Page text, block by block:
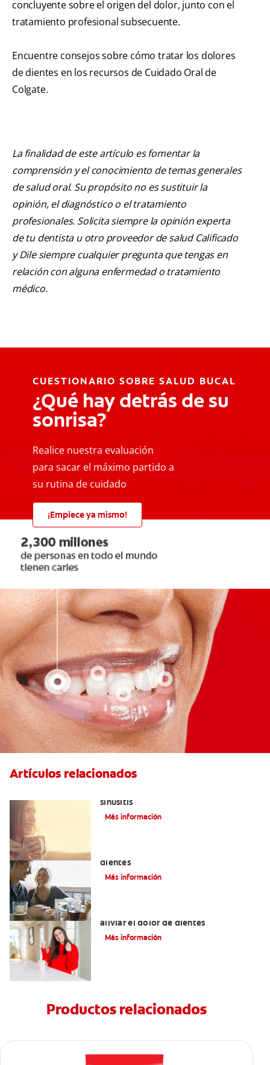
concluyente sobre el origen del dolor, junto con el
tratamiento profesional subsecuente.
Encuentre consejos sobre cómo tratar los dolores
de dientes en los recursos de Cuidado Oral de
Colgate.
La finalidad de este artículo es fomentar la
comprensión y el conocimiento de temas generales
de salud oral. Su propósito no es sustituir la
opinión, el diagnóstico o el tratamiento
profesionales. Solicita siempre la opinión experta
de tu dentista u otro proveedor de salud Calificado
y Dile siempre cualquier pregunta que tengas en
relación con alguna enfermedad o tratamiento
médico.
CUESTIONARIO SOBRE SALUD BUCAL
¿Qué hay detrás de su
sonrisa?
Realice nuestra evaluación
para sacar el máximo partido a
su rutina de cuidado
¡Empiece ya mismo!
Artículos relacionados
sinusitis
Más información
dientes
Más información
aliviar el dolor de dientes
Más información
Productos relacionados